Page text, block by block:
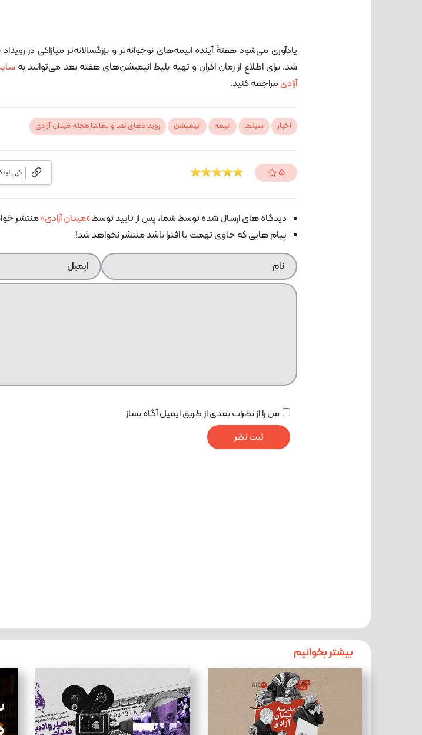
یادآوری می‌شود هفتۀ آینده انیمه‌های نوجوانه‌تر و بزرگسالانه‌تر میازاکی در
شد. برای اطلاع از زمان اکران و تهیه بلیط انیمیشن‌های هفته بعد می‌توانید به
آزادیمراجعه کنید.
اخبار سینما انیمه انیمیشن رویدادهای نقد و تماشا مجله میدان آزادی
5 کپی
دیدگاه های ارسال شده توسط شما، پس از تایید توسط«میدان آزادی»منتشر
پیام هایی که حاوی تهمت یا افترا باشد منتشر نخواهد شد!
من را از نظرات بعدی از طریق ایمیل آگاه بساز
بیشتر بخوانیم